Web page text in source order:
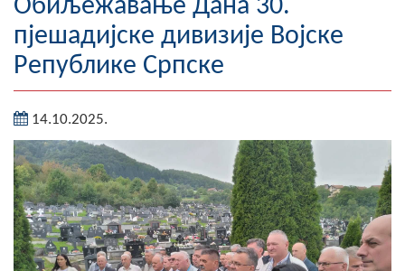
Насељена мјеста
Занимљивости
Фотогалерија
НАЧЕЛНИК
О Начелнику
Замјеник начелника
Обиљежавање Данa 30.
пјешадијске дивизије Војске
Републике Српске
14.10.2025.